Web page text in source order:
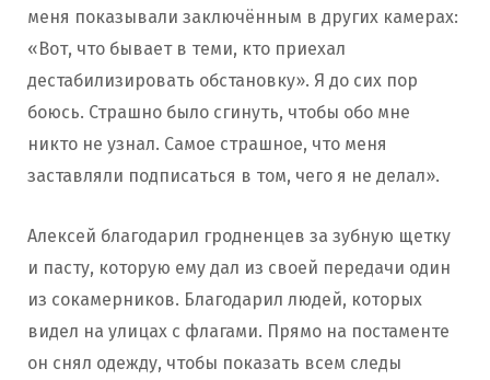
меня показывали заключённым в других камерах:
«Вот, что бывает в теми, кто приехал
дестабилизировать обстановку». Я до сих пор
боюсь. Страшно было сгинуть, чтобы обо мне
никто не узнал. Самое страшное, что меня
заставляли подписаться в том, чего я не делал».
Алексей благодарил гродненцев за зубную щетку
и пасту, которую ему дал из своей передачи один
из сокамерников. Благодарил людей, которых
видел на улицах с флагами. Прямо на постаменте
он снял одежду, чтобы показать всем следы